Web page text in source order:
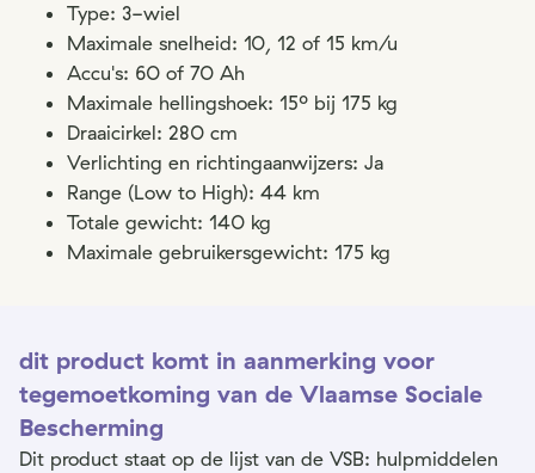
Type: 3-wiel
Maximale snelheid: 10, 12 of 15 km/u
Accu's: 60 of 70 Ah
Maximale hellingshoek: 15º bij 175 kg
Draaicirkel: 280 cm
Verlichting en richtingaanwijzers: Ja
Range (Low to High): 44 km
Totale gewicht: 140 kg
Maximale gebruikersgewicht: 175 kg
dit product komt in aanmerking voor
tegemoetkoming van de Vlaamse Sociale
Bescherming
Dit product staat op de lijst van de VSB: hulpmiddelen